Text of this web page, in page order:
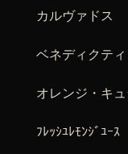
カルヴァ
ベネディクテ
オレンジ・
ﾌﾚｯｼﾕﾚﾓﾝ